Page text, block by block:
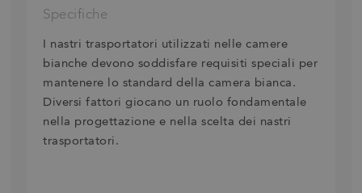
Specifiche
I nastri trasportatori utilizzati nelle camere
bianche devono soddisfare requisiti speciali per
mantenere lo standard della camera bianca.
Diversi fattori giocano un ruolo fondamentale
nella progettazione e nella scelta dei nastri
trasportatori.